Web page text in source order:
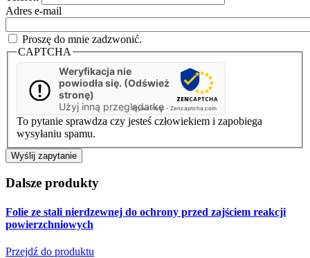
Adres e-mail
Proszę do mnie zadzwonić.
CAPTCHA
Weryfikacja nie
powiodła się. (Odśwież
stronę)
Użyj inną przeglądarkę
Prywatność - Zencaptcha.com
To pytanie sprawdza czy jesteś człowiekiem i zapobiega
wysyłaniu spamu.
Dalsze produkty
Folie ze stali nierdzewnej do ochrony przed zajściem reakcji
powierzchniowych
Przejdź do produktu